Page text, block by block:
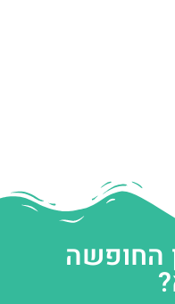
החופשה